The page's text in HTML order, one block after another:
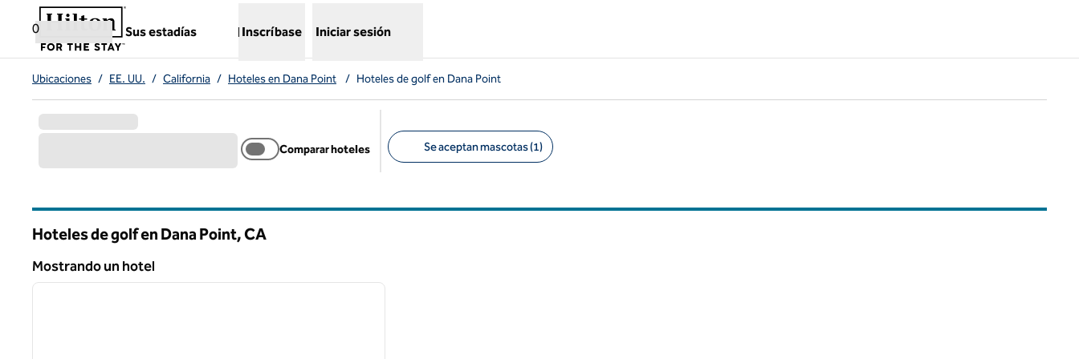
Saltar a contenido
0
Sus estadías
,abre una nueva pestaña
Inscríbase Iniciar sesión
Ubicaciones / EE. UU. / California / Hoteles en Dana Point / Hoteles de golf en Dana Point
Comparar hoteles Se aceptan mascotas (1)
Hoteles de golf en Dana Point,CA
Mostrando un hotel
Mostrando un hotel
1 de 12
siguiente imagen